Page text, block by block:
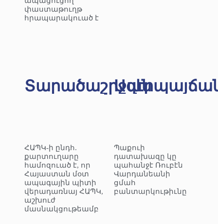
փաստաթուղթ
հրապարակուած է
Տարածաշրջան
ՀԱՊԿ-ի ընդհ.
քարտուղարը
համոզուած է, որ
Հայաստան մօտ
ապագային պիտի
վերադառնայ ՀԱՊԿ,
աշխուժ
մասնակցութեամբ
Պաքուի
դատախազը կը
պահանջէ Ռուբէն
Վարդանեանի
ցմահ
բանտարկութիւնը